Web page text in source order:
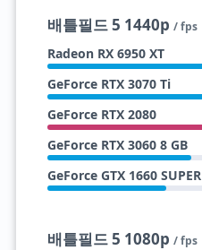
배틀필드 5 1440p / fps
Radeon RX 6950 XT
GeForce RTX 3070 Ti
GeForce RTX 2080
GeForce RTX 3060 8 GB
GeForce GTX 1660 SUPER
배틀필드 5 1080p / fps